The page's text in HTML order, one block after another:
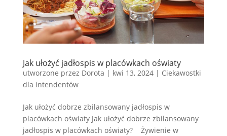
Jak ułożyć jadłospis w placówkach oświaty
utworzone przez Dorota | kwi 13, 2024| Ciekawostki
dla intendentów
Jak ułożyć dobrze zbilansowany jadłospis w
placówkach oświaty Jak ułożyć dobrze zbilansowany
jadłospis w placówkach oświaty? Żywienie w